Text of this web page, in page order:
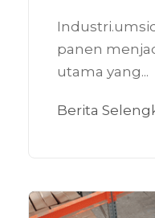
panen
utama yang...
Berita